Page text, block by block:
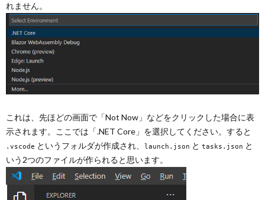
れません。
これは、先ほどの画面で「Not Now」などをクリックした場合に表
示されます。ここでは「.NET Core」を選択してください。すると
.vscode というフォルダが作成され、 launch.json と tasks.json と
いう2つのファイルが作られると思います。